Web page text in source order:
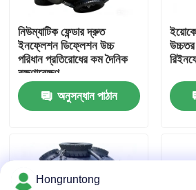
আমাদের সম্পর্কে
কারখানা ভ্রমণ
গুণমান নিয়ন্ত্রণ
উদ্ধৃতির জন্য আবেদন
নিউম্যাটিক ফেন্ডার দ্রুত
ইনফ্লেশন ডিফ্লেশন উচ্চ
পরিধান প্রতিরোধের কম দৈনিক
রক্ষণাবেক্ষণ
অনুসন্ধান পাঠান
Hongruntong